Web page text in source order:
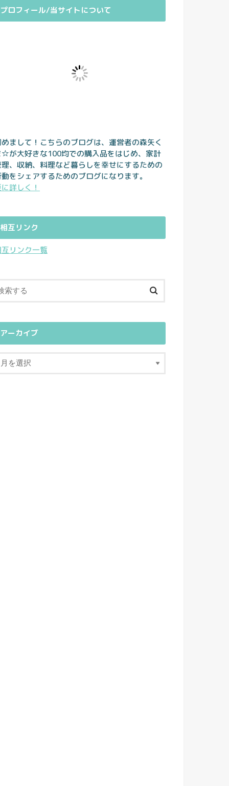
プロフィール/当サイトについて
まして！こちらのブログは、運営者の森矢く
☆が大好きな100均での購入品をはじめ、家計
理、収納、料理など暮らしを幸せにするための
をシェアするためのブログになります。
詳しく！
相互リンク
互リンク一覧
アーカイブ